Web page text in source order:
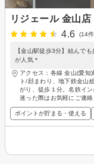
リジェール 金山店
4.6
(14
【金山駅徒歩3分】結んで
が人気＊
アクセス：各線 金山(愛
ト/顔まわり、地下鉄金山
がり、徒歩１分。名鉄イ
迷った際はお気軽にご連絡
ポイントが貯まる・使える